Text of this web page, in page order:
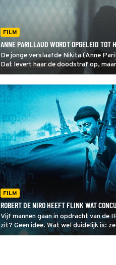
FILM
ANNE PARILLAUD WORDT OPGELEID TOT
De jonge verslaafde Nikita (Anne
Dat levert haar de doodstraf op,
huurmoordenaar te worden voor een
FILM
ROBERT DE NIRO HEEFT FLINK WAT
Vijf mannen gaan in opdracht van de
zit? Geen idee. Wat wel duidelijk is:
hebben.